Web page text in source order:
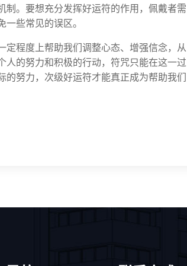
制。要想充分发挥好运符的作用，佩戴者需
些常见的误区。
定程度上帮助我们调整心态、增强信念，从
人的努力和积极的行动，符咒只能在这一过
努力，次级好运符才能真正成为帮助我们